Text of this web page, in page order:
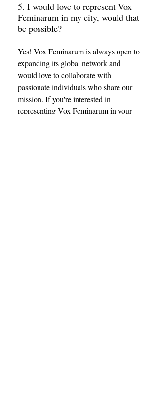
5. I would love to represent Vox
Feminarum in my city, would that
be possible?
Yes! Vox Feminarum is always open to
expanding its global network and
would love to collaborate with
passionate individuals who share our
mission. If you're interested in
representing Vox Feminarum in your